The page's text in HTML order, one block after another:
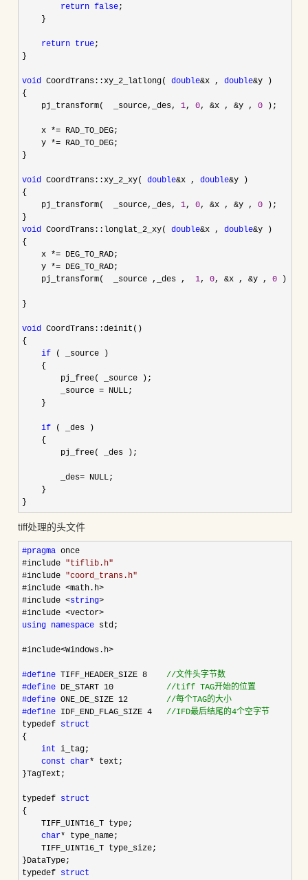
return false;
    }
return true;
}
void CoordTrans::xy_2_latlong( double&x , double&y )
{
    pj_transform(  _source,_des,
1, 0, &x , &y , 0 );
    x
*= RAD_TO_DEG;
    y
*= RAD_TO_DEG;
}
void CoordTrans::xy_2_xy( double&x , double&y )
{
    pj_transform(  _source,_des,
1, 0, &x , &y , 0 );
void CoordTrans::longlat_2_xy( double&x , double&y )
{
    x
*= DEG_TO_RAD;
    y
*= DEG_TO_RAD;
    pj_transform(  _source ,_des ,
1, 0, &x , &y , 0 );
}
void CoordTrans::deinit()
{
if ( _source )
    {
        pj_free( _source );
        _source
= NULL;
    }
if ( _des )
    {
        pj_free( _des );
        _des
= NULL;
    }
}
tiff处理的头文件
#pragma once
#include "tiflib.h"
#include "coord_trans.h"
#include <math.h>
#include <string>
#include
using namespace std;
#include<Windows.h>
#define TIFF_HEADER_SIZE 8 //文件头字节数
#define DE_START 10 //tiff TAG开始的位置
#define ONE_DE_SIZE 12 //每个TAG的大小
#define IDF_END_FLAG_SIZE 4 //IFD最后结尾的4个空字节
typedef struct
{
int i_tag;
const char* text;
}TagText;
typedef struct
{
    TIFF_UINT16_T type;
char* type_name;
    TIFF_UINT16_T type_size;
}DataType;
typedef struct